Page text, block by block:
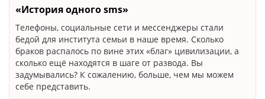
«История одного sms»
Телефоны, социальные сети и мессенджеры стали
бедой для института семьи в наше время. Сколько
браков распалось по вине этих «благ» цивилизации, а
сколько ещё находятся в шаге от развода. Вы
задумывались? К сожалению, больше, чем мы можем
себе представить.